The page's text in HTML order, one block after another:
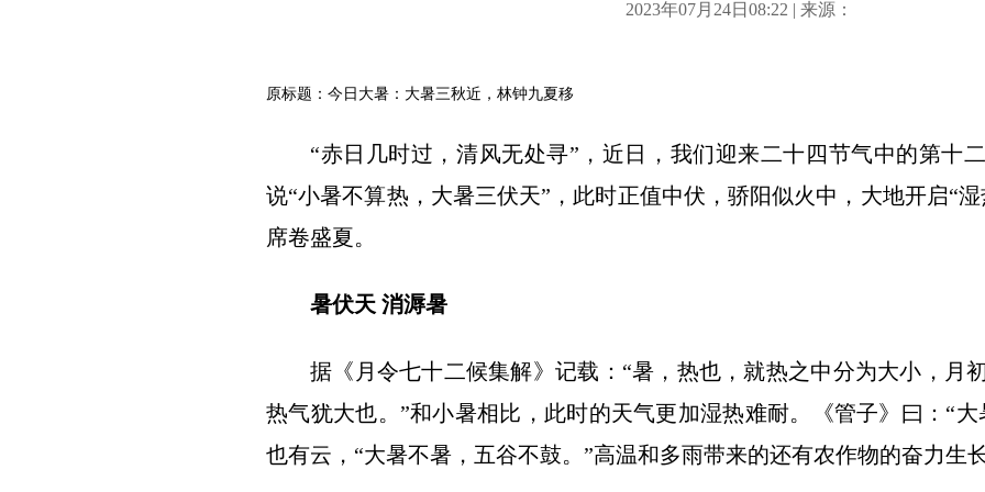
2023年07月24日08:22 | 来源：
原标题：今日大暑：大暑三秋近，林钟九夏移
“赤日几时过，清风无处寻”，近日，我们迎来二十四节气中的第
说“小暑不算热，大暑三伏天”，此时正值中伏，骄阳似火中，大地开启“
席卷盛夏。
暑伏天 消溽暑
据《月令七十二候集解》记载：“暑，热也，就热之中分为大小，月
热气犹大也。”和小暑相比，此时的天气更加湿热难耐。《管子》曰：“
也有云，“大暑不暑，五谷不鼓。”高温和多雨带来的还有农作物的奋力生